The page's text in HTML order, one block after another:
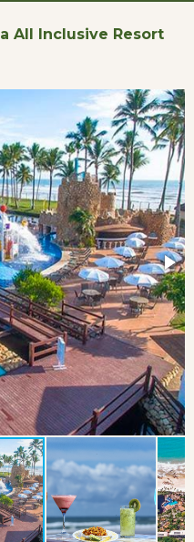
All Inclusive Resort